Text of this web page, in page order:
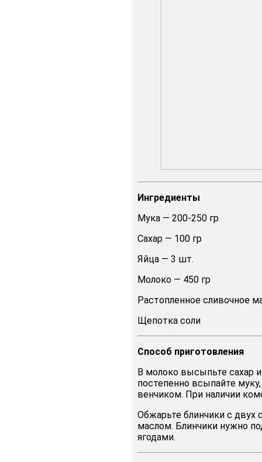
Ингредиенты
Мука — 200-250 гр
Сахар — 100 гр
Яйца — 3 шт.
Молоко — 450 гр
Растопленное сливочное
Щепотка соли
Способ приготовления
В молоко высыпьте сахар
постепенно всыпайте
венчиком. При наличии
Обжарьте блинчики с
маслом. Блинчики нужно
ягодами.